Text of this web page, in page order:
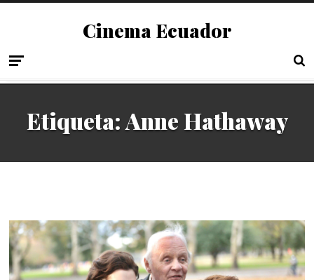
Cinema Ecuador
Etiqueta:Anne Hathaway